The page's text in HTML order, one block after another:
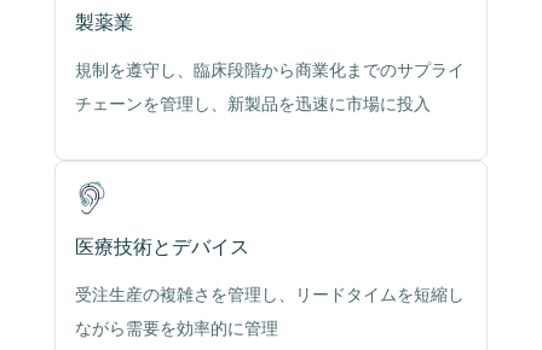
製薬業
規制を遵守し、臨床段階から商業化までのサプライ
チェーンを管理し、新製品を迅速に市場に投入
医療技術とデバイス
受注生産の複雑さを管理し、リードタイムを短縮し
ながら需要を効率的に管理